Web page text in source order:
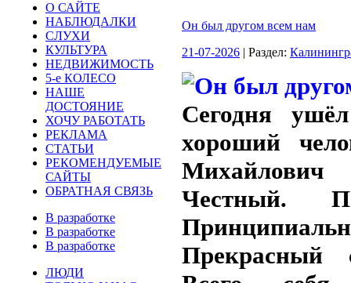
О САЙТЕ
НАБЛЮДАЛКИ
СЛУХИ
КУЛЬТУРА
НЕДВИЖИМОСТЬ
5-е КОЛЕСО
НАШЕ
ДОСТОЯНИЕ
ХОЧУ РАБОТАТЬ
РЕКЛАМА
СТАТЬИ
РЕКОМЕНДУЕМЫЕ
САЙТЫ
ОБРАТНАЯ СВЯЗЬ
В разработке
В разработке
В разработке
ЛЮДИ
Он был другом всем нам
21-07-2026 | Раздел:
Сегодня
хороший
Честный.
Прекрасный